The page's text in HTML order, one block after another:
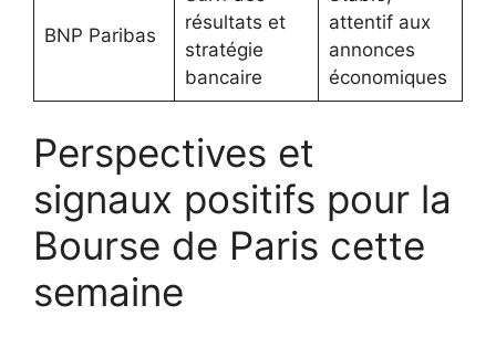
BNP Paribas
résultats et
stratégie
bancaire
attentif aux
annonces
économiques
Perspectives et
signaux positifs pour la
Bourse de Paris cette
semaine